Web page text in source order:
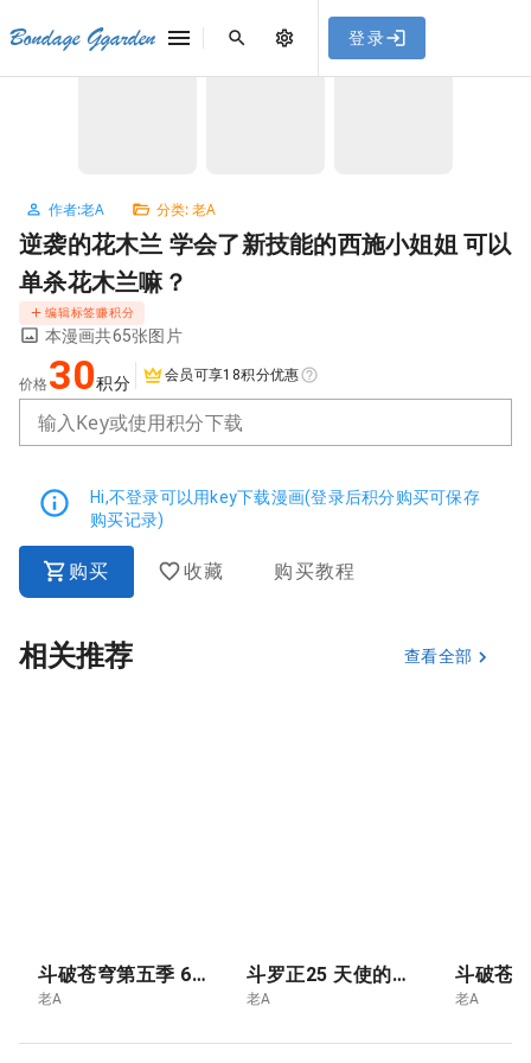
，使用遇到
问题请联系客服。
Bondage Ggarden 登录
首页 / 老A /
作者:老A 分类: 老A
逆袭的花木兰 学会了新技能的西施小姐姐 可以
单杀花木兰嘛？
编辑标签赚积分
本漫画共65张图片
价格 30积分 会员可享18积分优惠
输入Key或使用积分下载
Hi,不登录可以用key下载漫画(登录后积分购买可保存
购买记录)
购买 收藏 购买教程
相关推荐 查看全部
斗破苍穹第五季 6.青莲独尊 云韵的终极突破- 斗尊
老A
斗罗正25 天使的暗面
老A 老A